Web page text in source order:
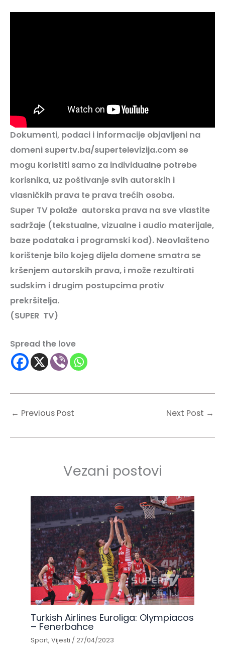
Dokumenti, podaci i informacije objavljeni na
domeni supertv.ba/supertelevizija.com se
mogu koristiti samo za individualne potrebe
korisnika, uz poštivanje svih autorskih i
vlasničkih prava te prava trećih osoba.
Super TV polaže autorska prava na sve vlastite
sadržaje (tekstualne, vizualne i audio materijale,
baze podataka i programski kod). Neovlašteno
korištenje bilo kojeg dijela domene smatra se
kršenjem autorskih prava, i može rezultirati
sudskim i drugim postupcima protiv
prekršitelja.
(SUPER TV)
Spread the love
← Previous Post Next Post →
Vezani postovi
Turkish Airlines Euroliga: Olympiacos
– Fenerbahce
Sport,Vijesti /27/04/2023